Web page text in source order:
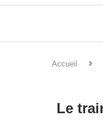
Accueil
Le